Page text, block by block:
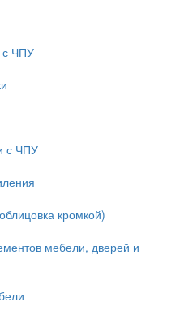
с ЧПУ
с ЧПУ
кромкой)
мебели, дверей и